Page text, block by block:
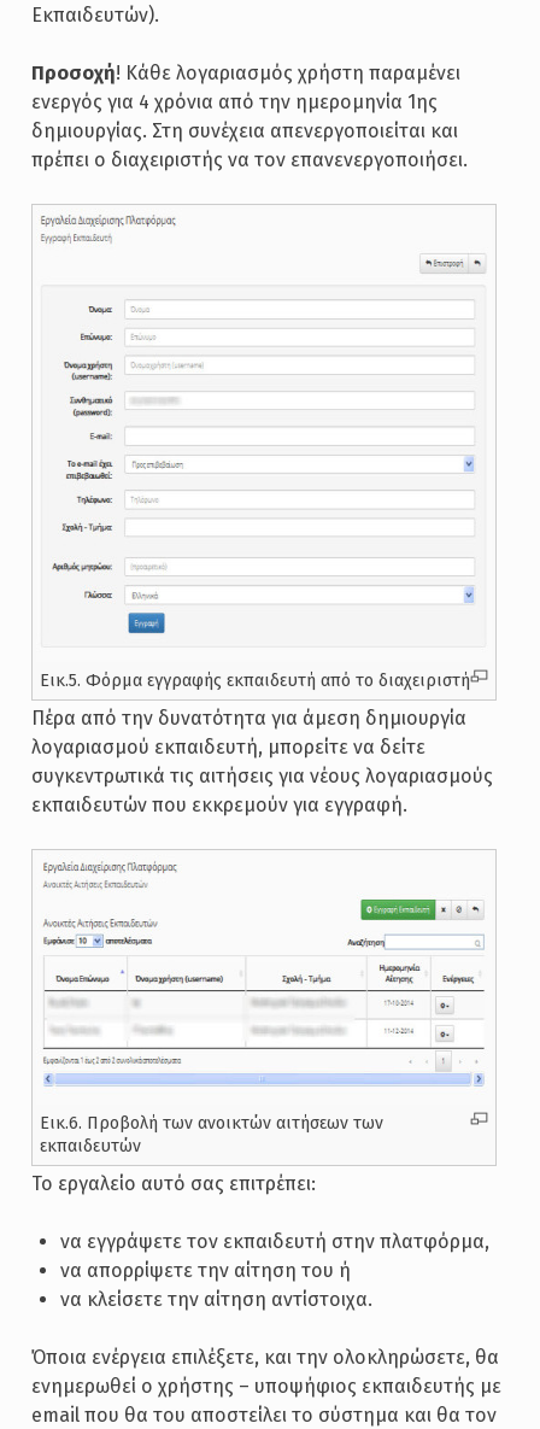
Εκπαιδευτών).
Προσοχή! Κάθε λογαριασμός χρήστη παραμένει
ενεργός για 4 χρόνια από την ημερομηνία 1ης
δημιουργίας. Στη συνέχεια απενεργοποιείται και
πρέπει ο διαχειριστής να τον επανενεργοποιήσει.
Εικ.5. Φόρμα εγγραφής εκπαιδευτή από το διαχειριστή
Πέρα από την δυνατότητα για άμεση δημιουργία
λογαριασμού εκπαιδευτή, μπορείτε να δείτε
συγκεντρωτικά τις αιτήσεις για νέους λογαριασμούς
εκπαιδευτών που εκκρεμούν για εγγραφή.
Εικ.6. Προβολή των ανοικτών αιτήσεων των
εκπαιδευτών
Το εργαλείο αυτό σας επιτρέπει:
να εγγράψετε τον εκπαιδευτή στην πλατφόρμα,
να απορρίψετε την αίτηση του ή
να κλείσετε την αίτηση αντίστοιχα.
Όποια ενέργεια επιλέξετε, και την ολοκληρώσετε, θα
ενημερωθεί ο χρήστης – υποψήφιος εκπαιδευτής με
email που θα του αποστείλει το σύστημα και θα τον